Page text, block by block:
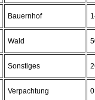
Bauernhof
Wald
Sonstiges
Verpachtung 0